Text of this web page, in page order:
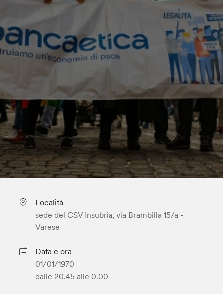
Località
sede del CSV Insubria, via Brambilla 15/a -
Varese
Data e ora
01/01/1970
dalle 20.45 alle 0.00